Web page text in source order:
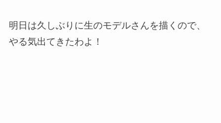
明日は久しぶりに生のモデルさんを描くので、
やる気出てきたわよ！